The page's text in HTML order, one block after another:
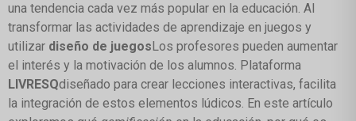
una tendencia cada vez más popular en la educación. Al
transformar las actividades de aprendizaje en juegos y
utilizar diseño de juegosLos profesores pueden aumentar
el interés y la motivación de los alumnos. Plataforma
LIVRESQdiseñado para crear lecciones interactivas, facilita
la integración de estos elementos lúdicos. En este artículo